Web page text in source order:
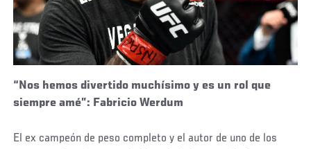
“Nos hemos divertido muchísimo y es un rol que
siempre amé”: Fabricio Werdum
El ex campeón de peso completo y el autor de uno de los